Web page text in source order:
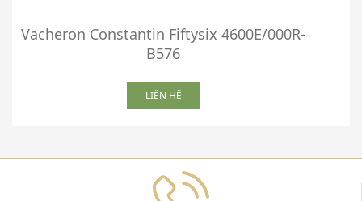
Vacheron Constantin Fiftysix 4600E/000R-
B576
LIÊN HỆ